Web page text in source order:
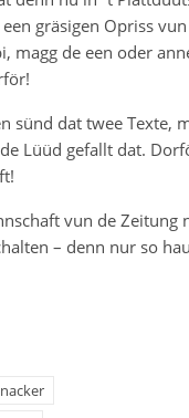
gräsigen Opriss
magg de een oder
sünd dat twee Texte,
Lüüd gefallt dat.
vun de
– denn nur so